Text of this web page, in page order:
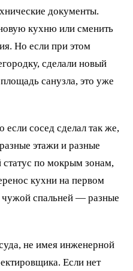
документы.
кухню или сменить
Но если при этом
сделали новый
санузла, это уже
сосед сделал так же,
этажи и разные
по мокрым зонам,
кухни на первом
чужой спальней — разные
не имея инженерной
Если нет